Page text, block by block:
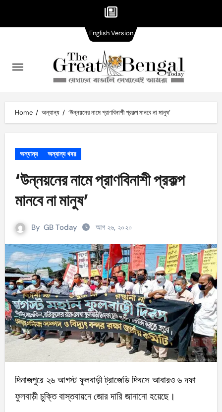
content
Home অন্যান্য ‘উন্নয়নের নামে প্রাণবিনাশী প্রকল্প মানবে না মানুষ’
অন্যান্য অন্যান্য খবর
‘উন্নয়নের নামে প্রাণবিনাশী প্রকল্প
মানবে না মানুষ’
By GB Today আগ ২৬, ২০২০
দিনাজপুরে ২৬ আগস্ট ফুলবাড়ী ট্রাজেডি দিবসে আবারও ৬ দফা
ফুলবাড়ী চুক্তি বাস্তবায়নে জোর দারি জানানো হয়েছে।
English VersionVersion